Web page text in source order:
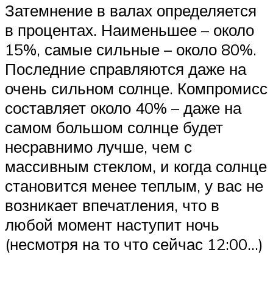
Затемнение в валах определяется
в процентах. Наименьшее – около
15%, самые сильные – около 80%.
Последние справляются даже на
очень сильном солнце. Компромисс
составляет около 40% – даже на
самом большом солнце будет
несравнимо лучше, чем с
массивным стеклом, и когда солнце
становится менее теплым, у вас не
возникает впечатления, что в
любой момент наступит ночь
(несмотря на то что сейчас 12:00…)